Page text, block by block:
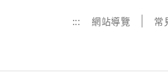
::: 網站導覽 常